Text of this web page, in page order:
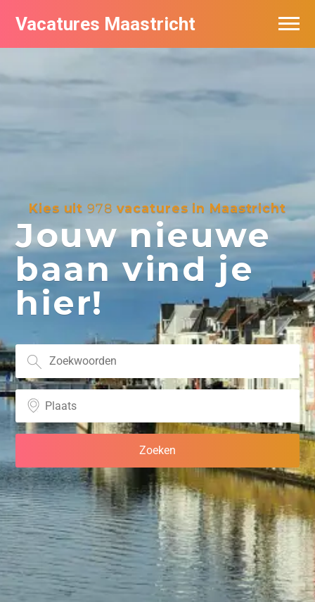
Vacatures Maastricht
Kies uit978 vacatures in Maastricht
Jouw nieuwe
baan vind je
hier!
Vacatures per bedrijf in Maastricht
De populairste vacatures in Maastricht